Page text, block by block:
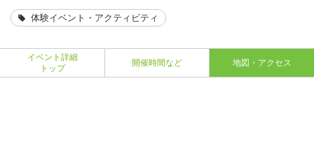
体験イベント・アクティビティ
イベント詳細
トップ
開催時間など 地図・アクセス